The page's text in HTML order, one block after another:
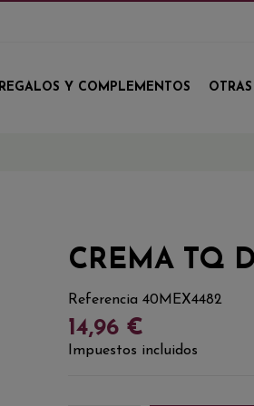
REGALOS Y COMPLEMENTOS
CREMA TQ
Referencia 40MEX4482
14,96 €
Impuestos incluidos